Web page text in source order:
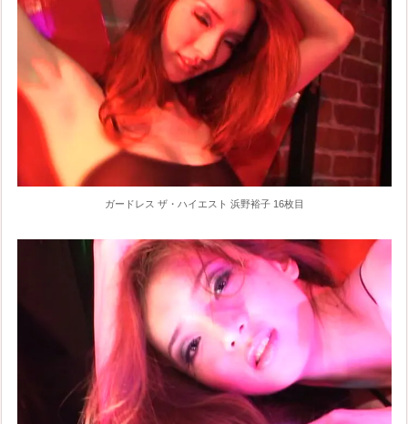
ガードレス ザ・ハイエスト 浜野裕子 16枚目